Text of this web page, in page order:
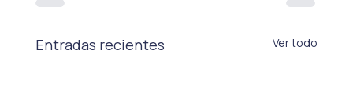
Entradas recientes Ver todo